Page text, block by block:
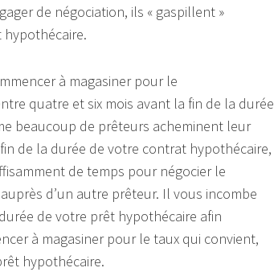
de négociation, ils « gaspillent »
à magasiner pour le
quatre et six mois avant la fin de la durée
beaucoup de prêteurs acheminent leur
de la durée de votre contrat hypothécaire,
de temps pour négocier le
d’un autre prêteur. Il vous incombe
de votre prêt hypothécaire afin
à magasiner pour le taux qui convient,
hypothécaire.